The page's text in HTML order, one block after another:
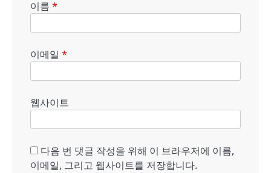
이름 *
이메일 *
웹사이트
다음 번 댓글 작성을 위해 이 브라우저에 이름,
이메일, 그리고 웹사이트를 저장합니다.